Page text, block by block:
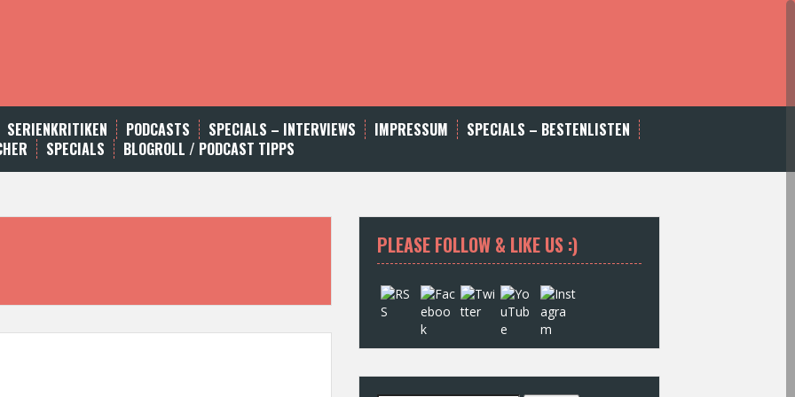
SERIENKRITIKEN PODCASTS SPECIALS – INTERVIEWS IMPRESSUM
SPECIALS – BESTENLISTEN
SPECIALS BLOGROLL / PODCAST TIPPS
PLEASE FOLLOW & LIKE US :)